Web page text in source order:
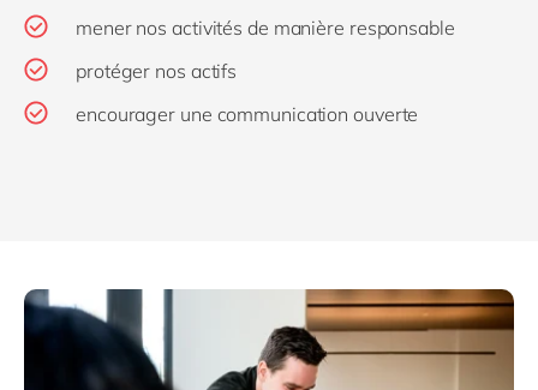
mener nos activités de manière responsable
protéger nos actifs
encourager une communication ouverte